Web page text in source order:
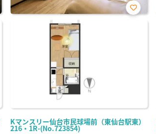
Kマンスリー仙台市民球場前（東仙台駅東）
216・1R-(No.723854)
お気